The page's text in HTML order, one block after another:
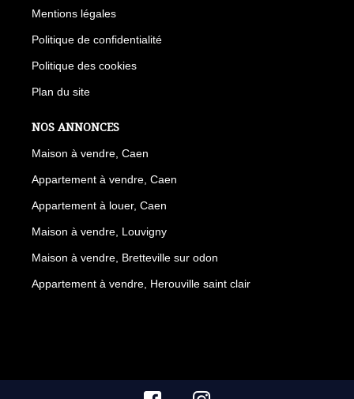
Mentions légales
Politique de confidentialité
Politique des cookies
Plan du site
NOS ANNONCES
Maison à vendre, Caen
Appartement à vendre, Caen
Appartement à louer, Caen
Maison à vendre, Louvigny
Maison à vendre, Bretteville sur odon
Appartement à vendre, Herouville saint clair